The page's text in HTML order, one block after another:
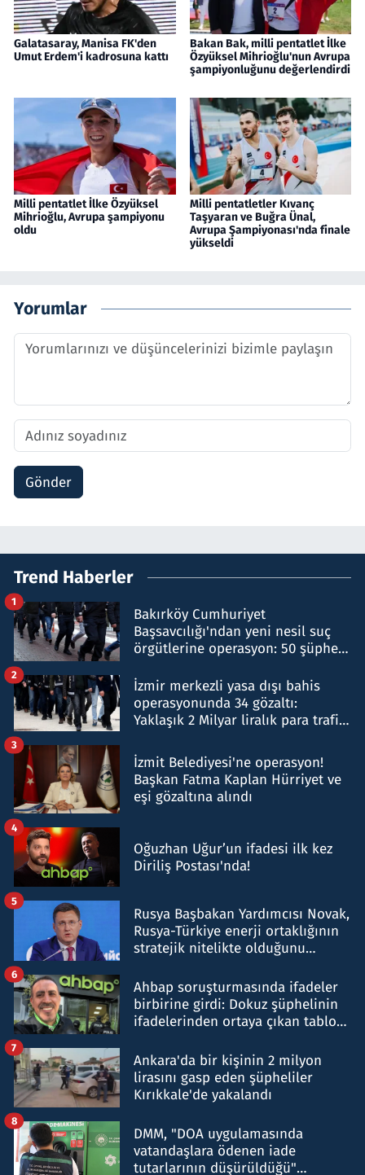
Galatasaray, Manisa FK'den
Umut Erdem'i kadrosuna kattı
Bakan Bak, milli pentatlet İlke
Özyüksel Mihrioğlu'nun Avrupa
şampiyonluğunu değerlendirdi
Milli pentatlet İlke Özyüksel
Mihrioğlu, Avrupa şampiyonu
oldu
Milli pentatletler Kıvanç
Taşyaran ve Buğra Ünal,
Avrupa Şampiyonası'nda finale
yükseldi
Yorumlar
Gönder
Trend Haberler
Bakırköy Cumhuriyet
Başsavcılığı'ndan yeni nesil suç
örgütlerine operasyon: 50 şüpheli
1
İzmir merkezli yasa dışı bahis
operasyonunda 34 gözaltı:
Yaklaşık 2 Milyar liralık para trafiği
2
İzmit Belediyesi'ne operasyon!
Başkan Fatma Kaplan Hürriyet ve
eşi gözaltına alındı
3
Oğuzhan Uğur’un ifadesi ilk kez
Diriliş Postası'nda!
4
Rusya Başbakan Yardımcısı Novak,
Rusya-Türkiye enerji ortaklığının
stratejik nitelikte olduğunu
5
Ahbap soruşturmasında ifadeler
birbirine girdi: Dokuz şüphelinin
ifadelerinden ortaya çıkan tablo
6
Ankara'da bir kişinin 2 milyon
lirasını gasp eden şüpheliler
Kırıkkale'de yakalandı
7
DMM, "DOA uygulamasında
vatandaşlara ödenen iade
tutarlarının düşürüldüğü"
8